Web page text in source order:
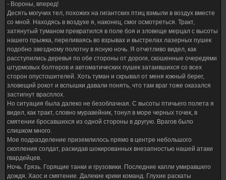
- Вороны, вперед!
Десять могучих тел, похожих на гигантских птиц взмыли в воздух вместе
со мной. Находясь в воздухе я, наконец, смог осмотреться. Тракт,
затянутый туманом превратился в поле боя и зловеще мерцал с высоты
нашего прыжка, переливаясь во взрывах и выстрелах лазерных пушек
подобно звездному полотну в ясную ночь. Я отчетливо видел, как
расступились деревья по обе стороны от дороги, скошенные очередями
штурмовых болтеров и автоматических пушек затаившихся со всех
сторон опустошителей. Хоть туман и скрывал от меня южный берег,
зловещий рокот и вспышки давали понять, что там враг тоже оказался
застигнут врасплох.
Но ситуация была далеко не безоблачная. С высоты птичьего полета я
видел, как тракт, словно муравейник, тонул в море черных точек, в
смятении бросавшихся из одной стороны в другую. Врагов было
слишком много.
Мое подразделение приземлилось прямо в центре небольшого
скопления солдат, раскидав шокированных внезапностью нашей атаки
гвардейцев.
Ночь. Грязь. Горящие танки и грузовики. Последние капли умиравшего
дождя. Хаос и смятение. Далекие крики команд. Глухие раскаты